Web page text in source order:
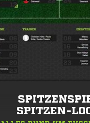
SPITZEN-